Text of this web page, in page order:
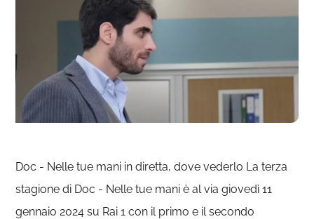
Doc - Nelle tue mani in diretta, dove vederlo La terza
stagione di Doc - Nelle tue mani è al via giovedì 11
gennaio 2024 su Rai 1 con il primo e il secondo